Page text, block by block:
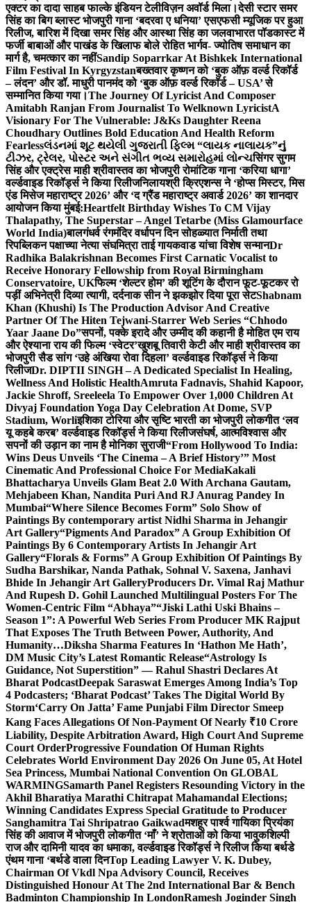
एक्टर का दादा साहब फाल्के इंडियन टेलीविज़न अवॉर्ड मिला।देसी स्टार समर
सिंह का बिग ब्लास्ट भोजपुरी गाना ‘बदरवा ए धनिया’ एसएफसी म्यूजिक पर हुआ
रिलीज, बारिश में दिखा समर सिंह और आस्था सिंह का जलवाभारत पॉडकास्ट में
फर्जी बाबाओं और पाखंड के खिलाफ बोले रोहित भार्गव- ज्योतिष समाधान का
मार्ग है, चमत्कार का नहींSandip Soparrkar At Bishkek International
Film Festival In Kyrgyzstanबख्तवार कृष्णन को ‘बुक ऑफ़ वर्ल्ड रिकॉर्ड
– लंदन’ और डॉ. माधुरी पानमंद को ‘बुक ऑफ़ वर्ल्ड रिकॉर्ड – USA’ से
सम्मानित किया गया।The Journey Of Lyricist And Composer
Amitabh Ranjan From Journalist To Welknown LyricistA
Visionary For The Vulnerable: J&Ks Daughter Reena
Choudhary Outlines Bold Education And Health Reform
Fearlessલંડનમાં શૂટ થયેલી ગુજરાતી ફિલ્મ “લાયક નાલાયક”નું
ટીઝર, ટ્રેલર, પોસ્ટર અને સંગીત ભવ્ય સમારોહમાં લોન્ચसिंगर सुगम
सिंह और एक्ट्रेस माही श्रीवास्तव का भोजपुरी रोमांटिक गाना ‘करिया धागा’
वर्ल्डवाइड रिकॉर्ड्स ने किया रिलीजनिलायश्री क्रिएशन्स ने ‘होप्स मिस्टर, मिस
एंड मिसेज महाराष्ट्र 2026’ और ‘द ग्रैंड महाराष्ट्र अवार्ड 2026’ का शानदार
आयोजन किया मुंबई:Heartfelt Birthday Wishes To CM Vijay
Thalapathy, The Superstar – Angel Tetarbe (Miss Glamourface
World India)बालगंधर्व रंगमंदिर वर्धापन दिन सोहळ्यात निर्माती तथा
रिपब्लिकन पक्षाच्या नेत्या संघमित्रा ताई गायकवाड यांचा विशेष सन्मानDr
Radhika Balakrishnan Becomes First Carnatic Vocalist to
Receive Honorary Fellowship from Royal Birmingham
Conservatoire, UKफिल्म ‘शेल्टर होम’ की शूटिंग के दौरान फूट-फूटकर रो
पड़ीं अभिनेत्री दिव्या त्यागी, दर्दनाक सीन ने झकझोर दिया पूरा सेटShabnam
Khan (Khushi) Is The Production Advisor And Creative
Partner Of The Hiten Tejwani-Starrer Web Series “Chhodo
Yaar Jaane Do”सपनों, पक्के इरादे और उम्मीद की कहानी है मोहित एम राय
और ऐश्याना राय की फिल्म ‘स्वेटर’खुशबू तिवारी केटी और माही श्रीवास्तव का
भोजपुरी सैड सांग ‘उहे अंखिया रोवा दिहला’ वर्ल्डवाइड रिकॉर्ड्स ने किया
रिलीजDr. DIPTII SINGH – A Dedicated Specialist In Healing,
Wellness And Holistic HealthAmruta Fadnavis, Shahid Kapoor,
Jackie Shroff, Sreeleela To Empower Over 1,000 Children At
Divyaj Foundation Yoga Day Celebration At Dome, SVP
Stadium, Worliइशिका टोरिया और सृष्टि भारती का भोजपुरी लोकगीत ‘लव
यू कहबे करब’ वर्ल्डवाइड रिकॉर्ड्स ने किया रिलीजसंघर्ष, आत्मविश्वास और
सपनों की उड़ान का नाम है मोनिका सुराजी“From Hollywood To India:
Wins Deus Unveils ‘The Cinema – A Brief History’” Most
Cinematic And Professional Choice For MediaKakali
Bhattacharya Unveils Glam Beat 2.0 With Archana Gautam,
Mehjabeen Khan, Nandita Puri And RJ Anurag Pandey In
Mumbai“Where Silence Becomes Form” Solo Show of
Paintings By contemporary artist Nidhi Sharma in Jehangir
Art Gallery“Pigments And Paradox” A Group Exhibition Of
Paintings By 6 Contemporary Artists In Jehangir Art
Gallery“Florals & Forms” A Group Exhibition Of Paintings By
Sudha Barshikar, Nanda Pathak, Sohnal V. Saxena, Janhavi
Bhide In Jehangir Art GalleryProducers Dr. Vimal Raj Mathur
And Rupesh D. Gohil Launched Multilingual Posters For The
Women-Centric Film “Abhaya”“Jiski Lathi Uski Bhains –
Season 1”: A Powerful Web Series From Producer MK Rajput
That Exposes The Truth Between Power, Authority, And
Humanity…Diksha Sharma Features In ‘Hathon Me Hath’,
DM Music City’s Latest Romantic Release“Astrology Is
Guidance, Not Superstition” — Rahul Shastri Declares At
Bharat PodcastDeepak Saraswat Emerges Among India’s Top
4 Podcasters; ‘Bharat Podcast’ Takes The Digital World By
Storm‘Carry On Jatta’ Fame Punjabi Film Director Smeep
Kang Faces Allegations Of Non-Payment Of Nearly ₹10 Crore
Liability, Despite Arbitration Award, High Court And Supreme
Court OrderProgressive Foundation Of Human Rights
Celebrates World Environment Day 2026 On June 05, At Hotel
Sea Princess, Mumbai National Convention On GLOBAL
WARMINGSamarth Panel Registers Resounding Victory in the
Akhil Bharatiya Marathi Chitrapat Mahamandal Elections;
Winning Candidates Express Special Gratitude to Producer
Sanghamitra Tai Shripatrao Gaikwadमशहूर पार्श्व गायिका प्रियंका
सिंह की आवाज में भोजपुरी लोकगीत ‘माँ’ ने श्रोताओं को किया भावुकशिल्पी
राज और दामिनी यादव का धमाका, वर्ल्डवाइड रिकॉर्ड्स ने रिलीज किया बर्थडे
एंथम गाना ‘बर्थडे वाला दिनTop Leading Lawyer V. K. Dubey,
Chairman Of Vkdl Npa Advisory Council, Receives
Distinguished Honour At The 2nd International Bar & Bench
Badminton Championship In LondonRamesh Joginder Singh